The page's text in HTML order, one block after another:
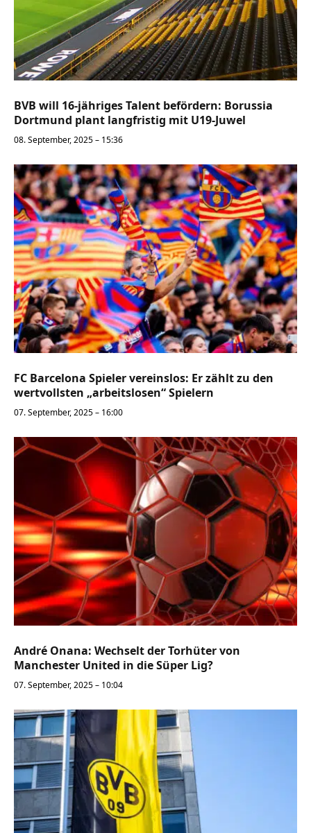
BVB will 16-jähriges Talent befördern: Borussia
Dortmund plant langfristig mit U19-Juwel
08. September, 2025 – 15:36
FC Barcelona Spieler vereinslos: Er zählt zu den
wertvollsten „arbeitslosen“ Spielern
07. September, 2025 – 16:00
André Onana: Wechselt der Torhüter von
Manchester United in die Süper Lig?
07. September, 2025 – 10:04